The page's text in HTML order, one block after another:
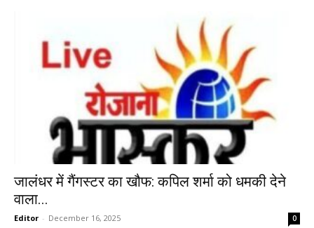
जालंधर में गैंगस्टर का खौफ: कपिल शर्मा को धमकी देने
वाला...
Editor - December 16, 2025 0